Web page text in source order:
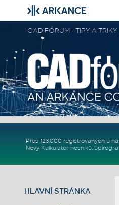
CAD FÓRUM - TIPY A
Přes 123.000 registrovaných u
Nový Kalkulátor nosníků,
HLAVNÍ STRÁNKA